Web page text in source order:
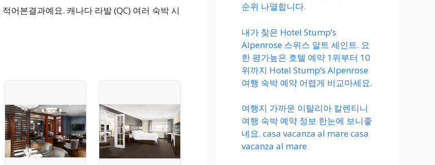
어본결과예요. 캐나다 라발 (QC) 여러 숙박 시
순위 나열합니다.
내가 찾은 Hotel Stump’s
Alpenrose 스위스 알트 세인트. 요
한 평가높은 호텔 예약 1위부터 10
위까지 Hotel Stump’s Alpenrose
여행 숙박 예약 어렵게 비교마세요.
여행지 가까운 이탈리아 칼렌티니
여행 숙박 예약 정보 한눈에 보니좋
네요. casa vacanza al mare casa
vacanza al mare